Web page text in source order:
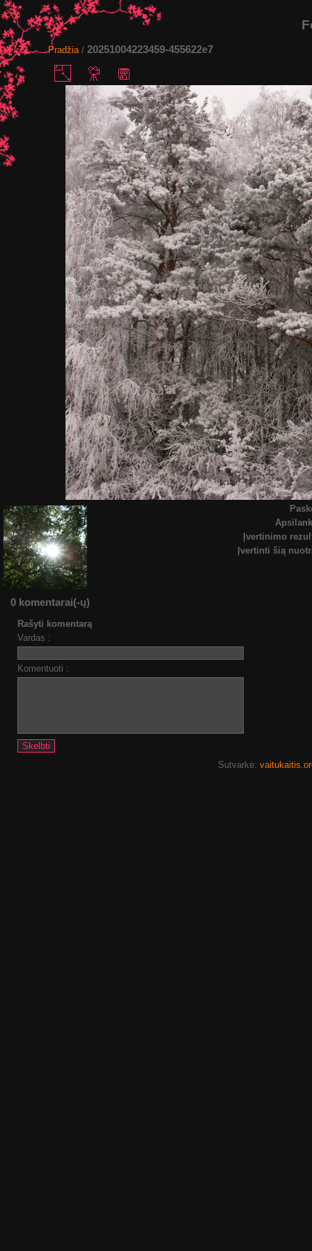
Pradžia/ 20251004223459-455622e7
Įvertinimo
Įvertinti šią
0 komentarai(-ų)
Rašyti komentarą
Vardas :
Komentuoti :
Sutvarkė: